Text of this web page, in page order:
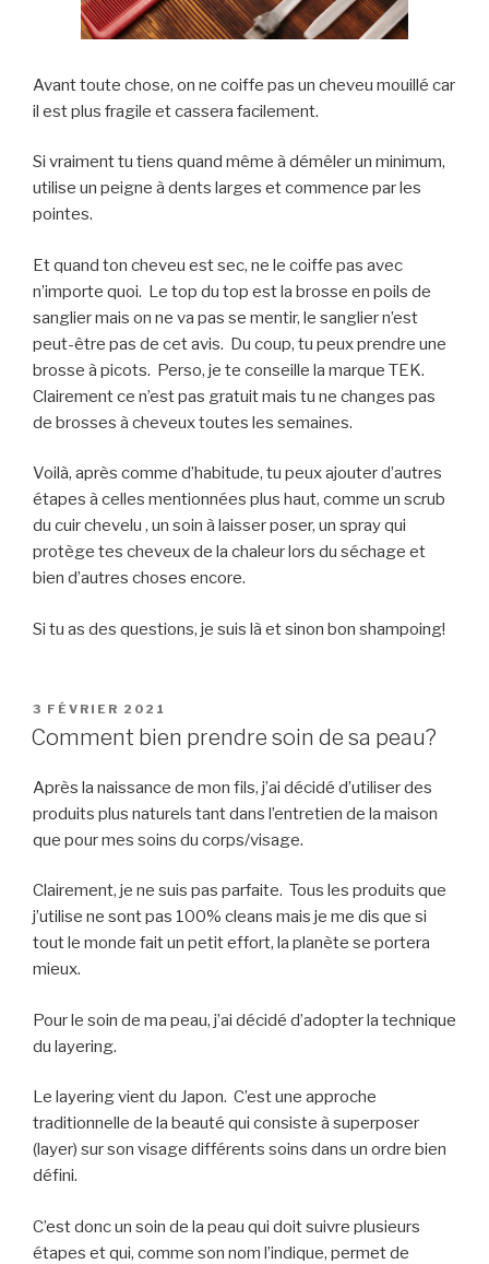
Avant toute chose, on ne coiffe pas un cheveu mouillé car
il est plus fragile et cassera facilement.
Si vraiment tu tiens quand même à démêler un minimum,
utilise un peigne à dents larges et commence par les
pointes.
Et quand ton cheveu est sec, ne le coiffe pas avec
n’importe quoi. Le top du top est la brosse en poils de
sanglier mais on ne va pas se mentir, le sanglier n’est
peut-être pas de cet avis. Du coup, tu peux prendre une
brosse à picots. Perso, je te conseille la marque TEK.
Clairement ce n’est pas gratuit mais tu ne changes pas
de brosses à cheveux toutes les semaines.
Voilà, après comme d’habitude, tu peux ajouter d’autres
étapes à celles mentionnées plus haut, comme un scrub
du cuir chevelu , un soin à laisser poser, un spray qui
protège tes cheveux de la chaleur lors du séchage et
bien d’autres choses encore.
Si tu as des questions, je suis là et sinon bon shampoing!
PUBLIÉ
LE
3 FÉVRIER 2021
Comment bien prendre soin de sa peau?
Après la naissance de mon fils, j’ai décidé d’utiliser des
produits plus naturels tant dans l’entretien de la maison
que pour mes soins du corps/visage.
Clairement, je ne suis pas parfaite. Tous les produits que
j’utilise ne sont pas 100% cleans mais je me dis que si
tout le monde fait un petit effort, la planète se portera
mieux.
Pour le soin de ma peau, j’ai décidé d’adopter la technique
du layering.
Le layering vient du Japon. C’est une approche
traditionnelle de la beauté qui consiste à superposer
(layer) sur son visage différents soins dans un ordre bien
défini.
C’est donc un soin de la peau qui doit suivre plusieurs
étapes et qui, comme son nom l’indique, permet de